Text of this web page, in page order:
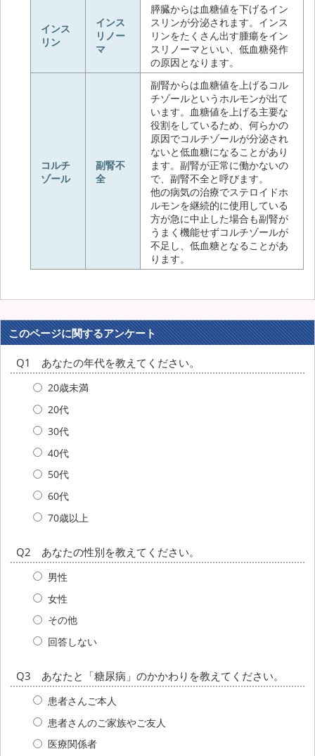
インス
リン
インス
リノー
マ
膵臓からは血糖値を下げるイン
スリンが分泌されます。インス
リンをたくさん出す腫瘍をイン
スリノーマといい、低血糖発作
の原因となります。
コルチ
ゾール
副腎不
全
副腎からは血糖値を上げるコル
チゾールというホルモンが出て
います。血糖値を上げる主要な
役割をしているため、何らかの
原因でコルチゾールが分泌され
ないと低血糖になることがあり
ます。副腎が正常に働かないの
で、副腎不全と呼びます。
他の病気の治療でステロイドホ
ルモンを継続的に使用している
方が急に中止した場合も副腎が
うまく機能せずコルチゾールが
不足し、低血糖となることがあ
ります。
このページに関するアンケート
Q1 あなたの年代を教えてください。
20歳未満
20代
30代
40代
50代
60代
70歳以上
Q2 あなたの性別を教えてください。
男性
女性
その他
回答しない
Q3 あなたと「糖尿病」のかかわりを教えてください。
患者さんご本人
患者さんのご家族やご友人
医療関係者